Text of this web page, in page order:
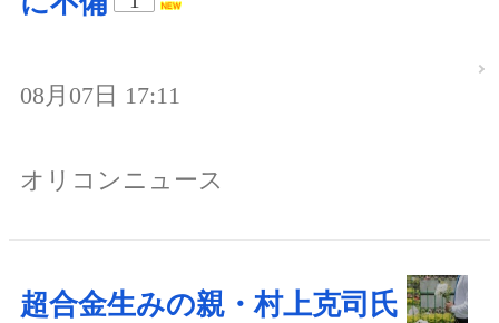
08月07日 17:11
オリコンニュース
超合金生みの親・村上克司氏